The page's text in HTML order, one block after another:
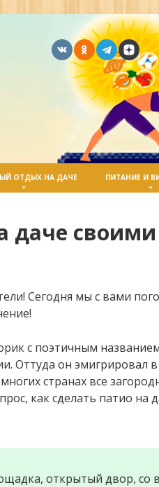
ОТДЫХ НА ДАЧЕ ПИТАНИЕ И
даче
Сегодня мы с вами
с поэтичным
Оттуда он эмигрировал
странах все
как сделать патио на
открытый двор, со